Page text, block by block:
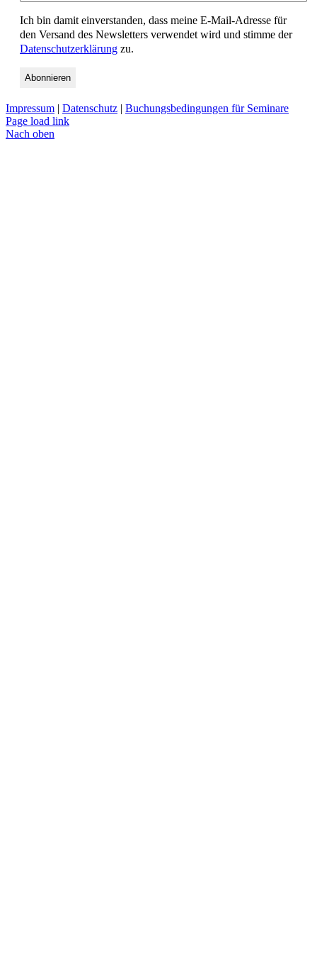
Ich bin damit einverstanden, dass meine E-Mail-Adresse für
den Versand des Newsletters verwendet wird und stimme der
Datenschutzerklärung zu.
Impressum | Datenschutz | Buchungsbedingungen für Seminare
Page load link
Nach oben